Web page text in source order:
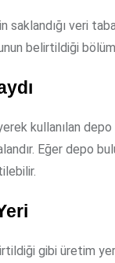
saklandığı veri
belirtildiği
kullanılan
Eğer depo
gibi üretim